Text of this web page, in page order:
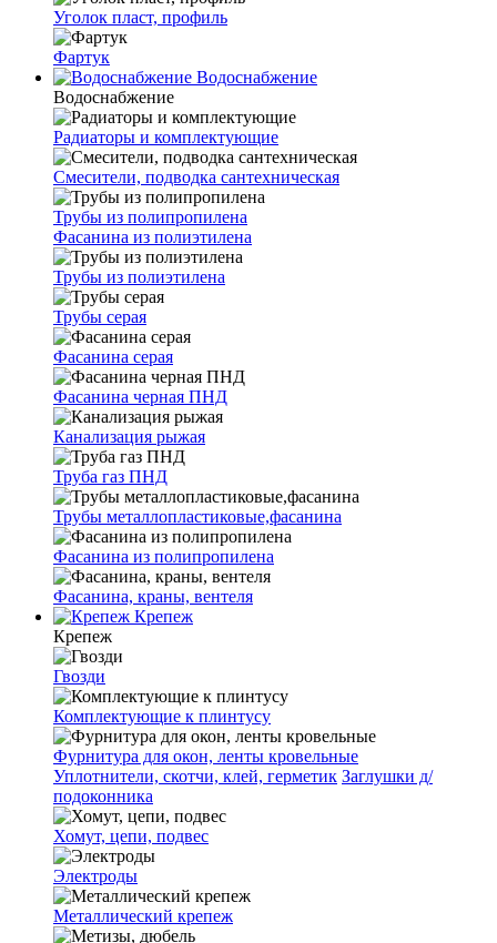
Уголок пласт, профиль
Фартук
Водоснабжение
Водоснабжение
Радиаторы и комплектующие
Смесители, подводка сантехническая
Трубы из полипропилена
Фасанина из полиэтилена
Трубы из полиэтилена
Трубы серая
Фасанина серая
Фасанина черная ПНД
Канализация рыжая
Труба газ ПНД
Трубы металлопластиковые,фасанина
Фасанина из полипропилена
Фасанина, краны, вентеля
Крепеж
Крепеж
Гвозди
Комплектующие к плинтусу
Фурнитура для окон, ленты кровельные
Уплотнители, скотчи, клей, герметик Заглушки д/
подоконника
Хомут, цепи, подвес
Электроды
Металлический крепеж